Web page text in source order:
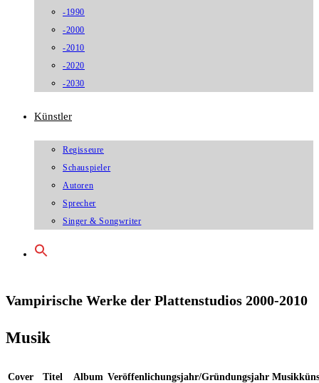
-1990
-2000
-2010
-2020
-2030
Künstler
Regisseure
Schauspieler
Autoren
Sprecher
Singer & Songwriter
Vampirische Werke der Plattenstudios 2000-2010
Musik
Cover Titel Album Veröffenlichungsjahr/Gründungsjahr